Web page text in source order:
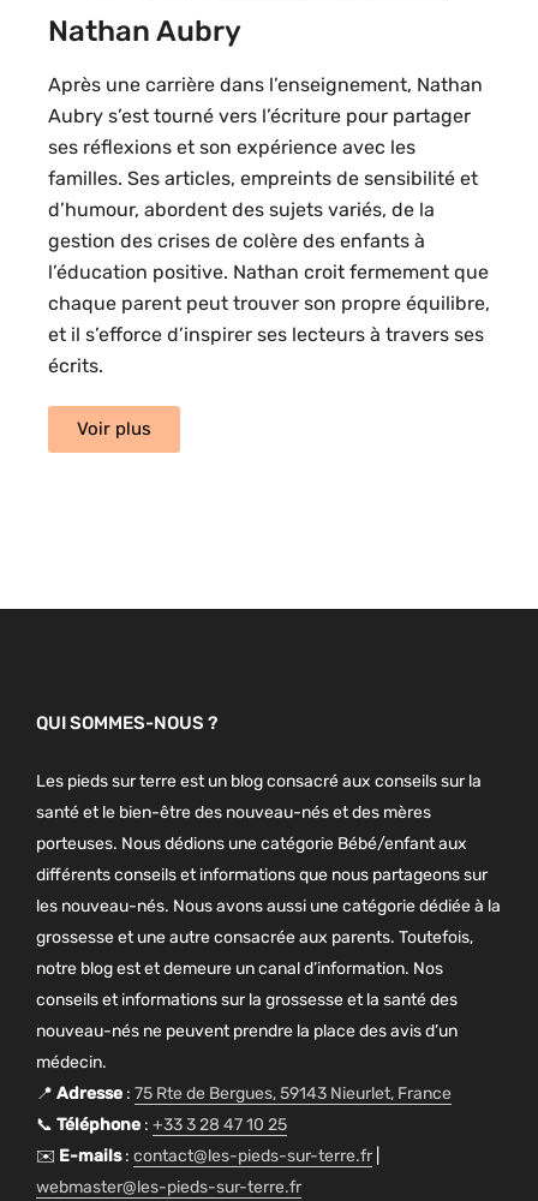
Nathan Aubry
Après une carrière dans l’enseignement, Nathan
Aubry s’est tourné vers l’écriture pour partager
ses réflexions et son expérience avec les
familles. Ses articles, empreints de sensibilité et
d’humour, abordent des sujets variés, de la
gestion des crises de colère des enfants à
l’éducation positive. Nathan croit fermement que
chaque parent peut trouver son propre équilibre,
et il s’efforce d’inspirer ses lecteurs à travers ses
écrits.
Voir plus
QUI SOMMES-NOUS ?
Les pieds sur terre est un blog consacré aux conseils sur la
santé et le bien-être des nouveau-nés et des mères
porteuses. Nous dédions une catégorie Bébé/enfant aux
différents conseils et informations que nous partageons sur
les nouveau-nés. Nous avons aussi une catégorie dédiée à la
grossesse et une autre consacrée aux parents. Toutefois,
notre blog est et demeure un canal d’information. Nos
conseils et informations sur la grossesse et la santé des
nouveau-nés ne peuvent prendre la place des avis d’un
médecin.
📍 Adresse : 75 Rte de Bergues, 59143 Nieurlet, France
📞 Téléphone : +33 3 28 47 10 25
✉️ E-mails: contact@les-pieds-sur-terre.fr
webmaster@les-pieds-sur-terre.fr